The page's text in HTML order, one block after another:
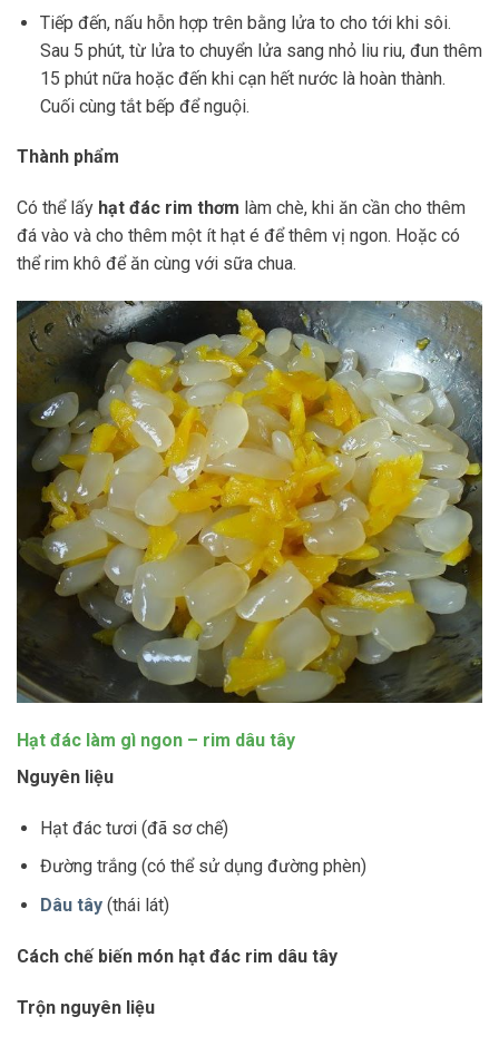
Tiếp đến, nấu hỗn hợp trên bằng lửa to cho tới khi sôi.
Sau 5 phút, từ lửa to chuyển lửa sang nhỏ liu riu, đun thêm
15 phút nữa hoặc đến khi cạn hết nước là hoàn thành.
Cuối cùng tắt bếp để nguội.
Thành phẩm
Có thể lấy hạt đác rim thơm làm chè, khi ăn cần cho thêm
đá vào và cho thêm một ít hạt é để thêm vị ngon. Hoặc có
thể rim khô để ăn cùng với sữa chua.
Hạt đác làm gì ngon – rim dâu tây
Nguyên liệu
Hạt đác tươi (đã sơ chế)
Đường trắng (có thể sử dụng đường phèn)
Dâu tây(thái lát)
Cách chế biến món hạt đác rim dâu tây
Trộn nguyên liệu